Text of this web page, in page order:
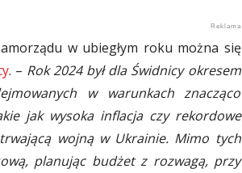
w ubiegłym roku można się
. – Rok 2024 był dla Świdnicy okresem
w warunkach znacząco
jak wysoka inflacja czy rekordowe
wojną w Ukrainie. Mimo tych
planując budżet z rozwagą, przy